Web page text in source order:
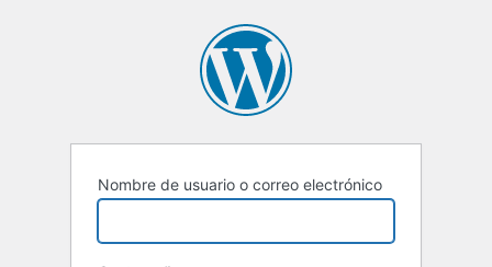
Nombre de usuario o correo electrónico